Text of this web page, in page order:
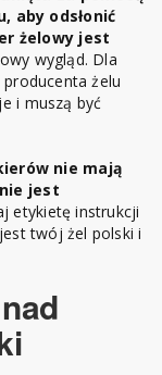
aby odsłonić
żelowy jest
wygląd. Dla
żelu
i muszą być
nie mają
jest
etykietę instrukcji
twój żel polski i